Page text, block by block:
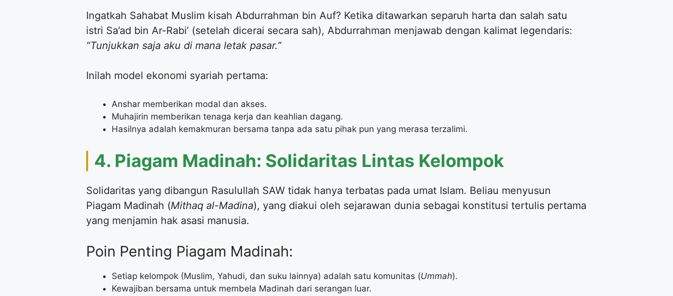
Ingatkah Sahabat Muslim kisah Abdurrahman bin Auf? Ketika ditawarkan separuh harta dan salah satu
istri Sa’ad bin Ar-Rabi’ (setelah dicerai secara sah), Abdurrahman menjawab dengan kalimat legendaris:
“Tunjukkan saja aku di mana letak pasar.”
Inilah model ekonomi syariah pertama:
Anshar memberikan modal dan akses.
Muhajirin memberikan tenaga kerja dan keahlian dagang.
Hasilnya adalah kemakmuran bersama tanpa ada satu pihak pun yang merasa terzalimi.
4. Piagam Madinah: Solidaritas Lintas Kelompok
Solidaritas yang dibangun Rasulullah SAW tidak hanya terbatas pada umat Islam. Beliau menyusun
Piagam Madinah (Mithaq al-Madina), yang diakui oleh sejarawan dunia sebagai konstitusi tertulis pertama
yang menjamin hak asasi manusia.
Poin Penting Piagam Madinah:
Setiap kelompok (Muslim, Yahudi, dan suku lainnya) adalah satu komunitas (Ummah).
Kewajiban bersama untuk membela Madinah dari serangan luar.